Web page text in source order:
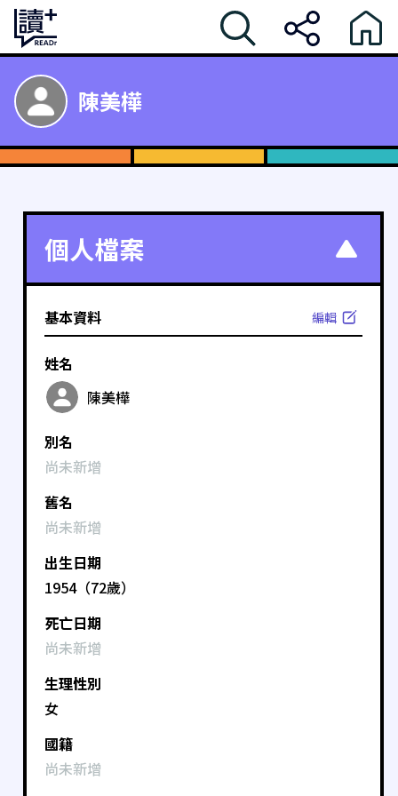
陳美樺
個人檔案
基本資料 編輯
姓名
陳美樺
別名
尚未新增
舊名
尚未新增
出生日期
1954（72歲）
死亡日期
尚未新增
生理性別
女
國籍
尚未新增